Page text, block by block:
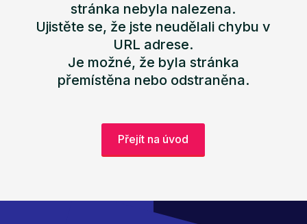
stránka nebyla nalezena.
Ujistěte se, že jste neudělali chybu v
URL adrese.
Je možné, že byla stránka
přemístěna nebo odstraněna.
Přejít na úvod